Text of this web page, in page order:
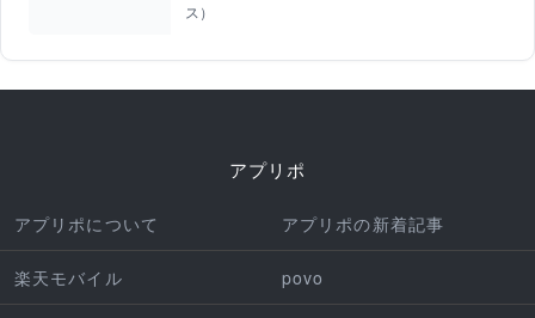
ス）
アプリポ
アプリポについて アプリポの新着記事
楽天モバイル povo